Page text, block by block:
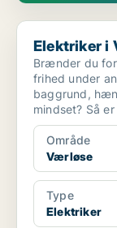
Elektriker i Værløse
Elektriker i
Brænder du
frihed under
baggrund,
mindset? Så
Område
Værløse
Type
Elektriker